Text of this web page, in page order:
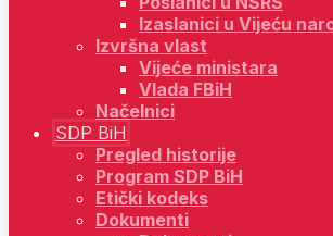
Izaslanici u Vijeću
Izvršna vlast
Vijeće ministara
Vlada FBiH
Načelnici
SDP BiH
Pregled historije
Program SDP BiH
Etički kodeks
Dokumenti